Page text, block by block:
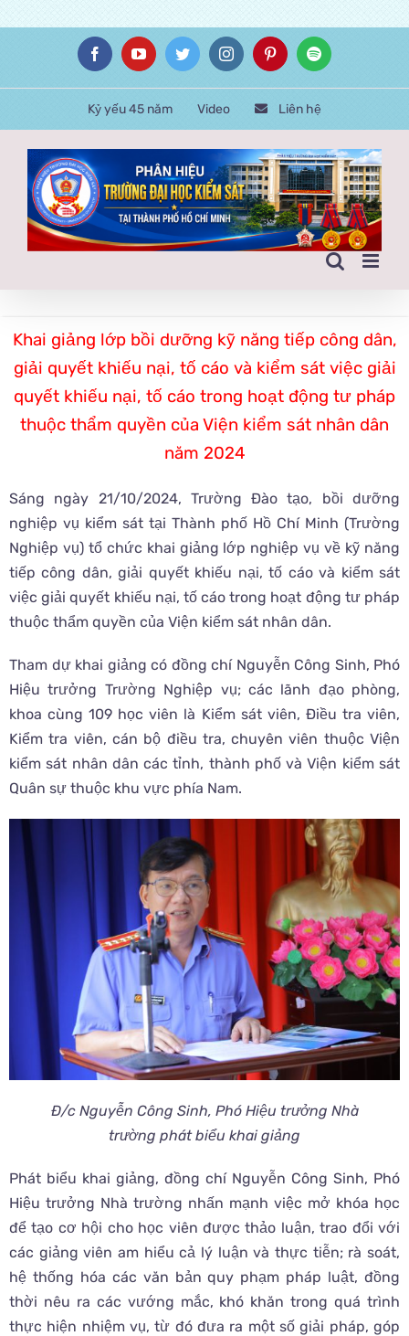
content
FacebookYouTubeTwitterInstagramPinterestSpotify
Kỷ yếu 45 năm Video Liên hệ
Khai giảng lớp bồi dưỡng kỹ năng tiếp công dân,
giải quyết khiếu nại, tố cáo và kiểm sát việc giải
quyết khiếu nại, tố cáo trong hoạt động tư pháp
thuộc thẩm quyền của Viện kiểm sát nhân dân
năm 2024
Sáng ngày 21/10/2024, Trường Đào tạo, bồi dưỡng
nghiệp vụ kiểm sát tại Thành phố Hồ Chí Minh (Trường
Nghiệp vụ) tổ chức khai giảng lớp nghiệp vụ về kỹ năng
tiếp công dân, giải quyết khiếu nại, tố cáo và kiểm sát
việc giải quyết khiếu nại, tố cáo trong hoạt động tư pháp
thuộc thẩm quyền của Viện kiểm sát nhân dân.
Tham dự khai giảng có đồng chí Nguyễn Công Sinh, Phó
Hiệu trưởng Trường Nghiệp vụ; các lãnh đạo phòng,
khoa cùng 109 học viên là Kiểm sát viên, Điều tra viên,
Kiểm tra viên, cán bộ điều tra, chuyên viên thuộc Viện
kiểm sát nhân dân các tỉnh, thành phố và Viện kiểm sát
Quân sự thuộc khu vực phía Nam.
Đ/c Nguyễn Công Sinh, Phó Hiệu trưởng Nhà
trường phát biểu khai giảng
Phát biểu khai giảng, đồng chí Nguyễn Công Sinh, Phó
Hiệu trưởng Nhà trường nhấn mạnh việc mở khóa học
để tạo cơ hội cho học viên được thảo luận, trao đổi với
các giảng viên am hiểu cả lý luận và thực tiễn; rà soát,
hệ thống hóa các văn bản quy phạm pháp luật, đồng
thời nêu ra các vướng mắc, khó khăn trong quá trình
thực hiện nhiệm vụ, từ đó đưa ra một số giải pháp, góp